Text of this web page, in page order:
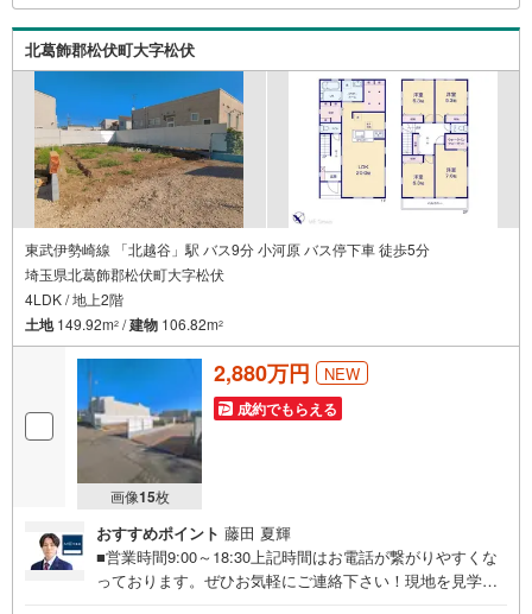
な』がここにある！ミルク用浄水サーバー、紙おむつ、ア
メニティ、大型個室2部屋、各ブースモニター等
北葛飾郡松伏町大字松伏
東武伊勢崎線 「北越谷」駅 バス9分 小河原 バス停下車 徒歩5分
埼玉県北葛飾郡松伏町大字松伏
4LDK / 地上2階
土地149.92m2 /建物 106.82m2
画像15枚
2,880万円 NEW
成約でもらえる
おすすめポイント 藤田 夏輝
■営業時間9:00～18:30上記時間はお電話が繋がりやすくな
っております。ぜひお気軽にご連絡下さい！現地を見学さ